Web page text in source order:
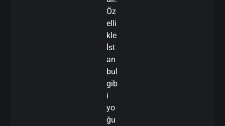
Öz
elli
kle
İst
an
bul
gib
i
yo
ğu